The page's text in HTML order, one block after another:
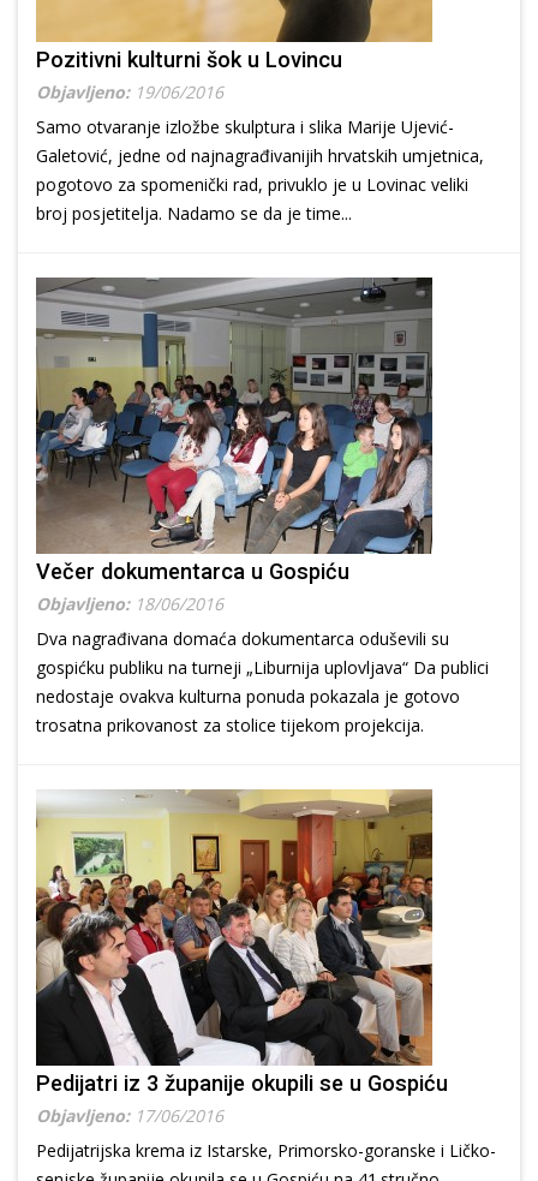
Pozitivni kulturni šok u Lovincu
Objavljeno: 19/06/2016
Samo otvaranje izložbe skulptura i slika Marije Ujević-
Galetović, jedne od najnagrađivanijih hrvatskih umjetnica,
pogotovo za spomenički rad, privuklo je u Lovinac veliki
broj posjetitelja. Nadamo se da je time...
Večer dokumentarca u Gospiću
Objavljeno: 18/06/2016
Dva nagrađivana domaća dokumentarca oduševili su
gospićku publiku na turneji „Liburnija uplovljava“ Da publici
nedostaje ovakva kulturna ponuda pokazala je gotovo
trosatna prikovanost za stolice tijekom projekcija.
Pedijatri iz 3 županije okupili se u Gospiću
Objavljeno: 17/06/2016
Pedijatrijska krema iz Istarske, Primorsko-goranske i Ličko-